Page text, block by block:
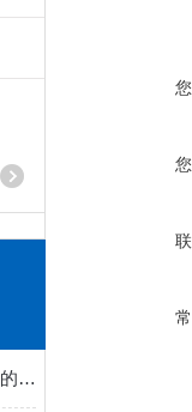
粗粒土三轴仪在土壤力学实验中的应用